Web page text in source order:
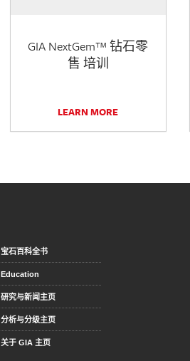
GIA NextGem™ 钻石零
售 培训
LEARN MORE
宝石百科全书
Education
研究与新闻主页
分析与分级主页
关于 GIA 主页